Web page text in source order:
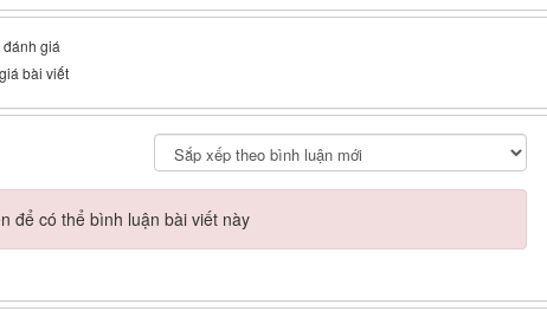
giá
bài viết
để có thể bình luận bài viết này